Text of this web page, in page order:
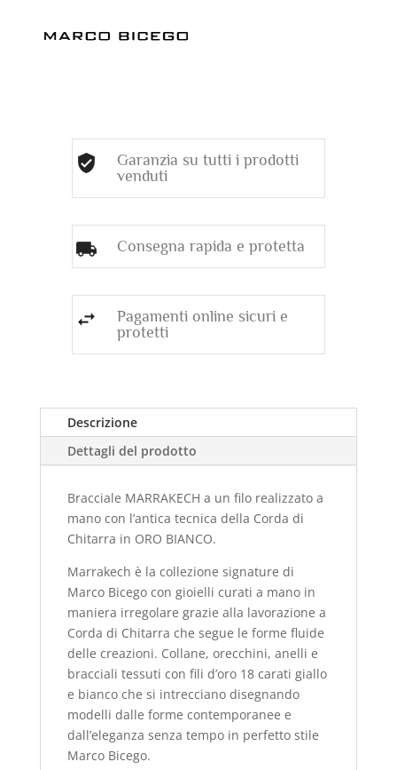
Garanzia su tutti i prodotti
venduti
Consegna rapida e protetta
Pagamenti online sicuri e
protetti
Descrizione
Dettagli del prodotto
Bracciale MARRAKECH a un filo realizzato a
mano con l’antica tecnica della Corda di
Chitarra in ORO BIANCO.
Marrakech è la collezione signature di
Marco Bicego con gioielli curati a mano in
maniera irregolare grazie alla lavorazione a
Corda di Chitarra che segue le forme fluide
delle creazioni. Collane, orecchini, anelli e
bracciali tessuti con fili d’oro 18 carati giallo
e bianco che si intrecciano disegnando
modelli dalle forme contemporanee e
dall’eleganza senza tempo in perfetto stile
Marco Bicego.